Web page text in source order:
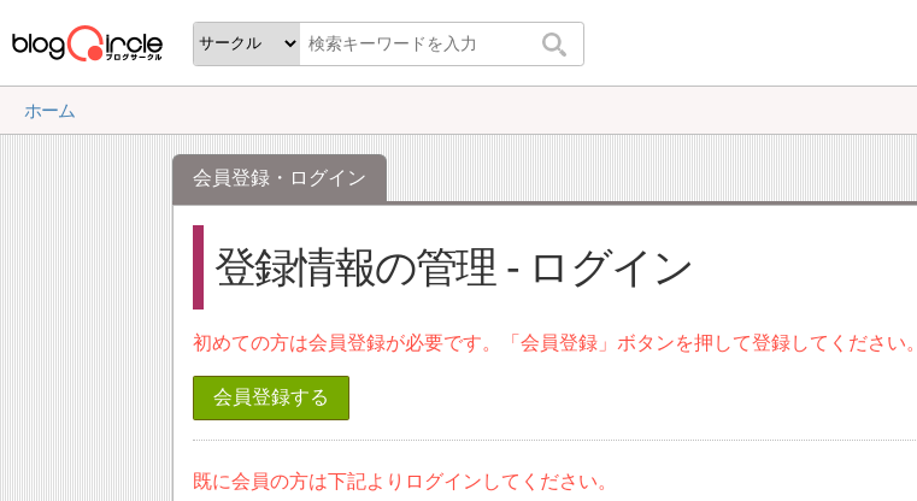
ホーム
会員登録・ログイン
登録情報の管理 - ログイン
初めての方は会員登録が必要です。「会員登録」ボタンを押して登録してください。
会員登録する
既に会員の方は下記よりログインしてください。